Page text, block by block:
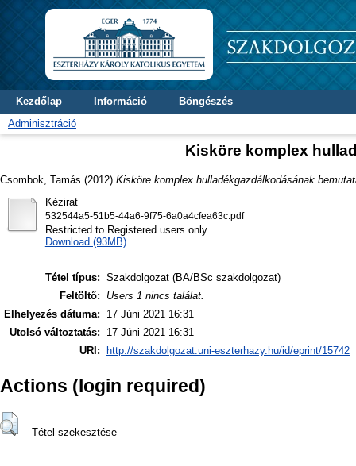
Kezdőlap Információ
Böngészés
Adminisztráció
Kisköre komplex
Csombok, Tamás (2012) Kisköre komplex hulladékgazdálkodásának
Kézirat
532544a5-51b5-44a6-9f75-6a0a4cfea63c.pdf
Restricted to Registered users only
Download (93MB)
Tétel típus: Szakdolgozat (BA/BSc szakdolgozat)
Feltöltő:
Users 1 nincs találat.
Elhelyezés dátuma:
17 Júni 2021 16:31
Utolsó változtatás:
17 Júni 2021 16:31
URI:
http://szakdolgozat.uni-eszterhazy.hu/id/eprint/15742
Actions (login required)
Tétel szekesztése